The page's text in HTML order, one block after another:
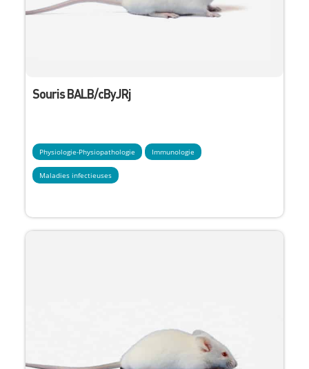
Souris BALB/cByJRj
Physiologie-Physiopathologie Immunologie
Maladies infectieuses